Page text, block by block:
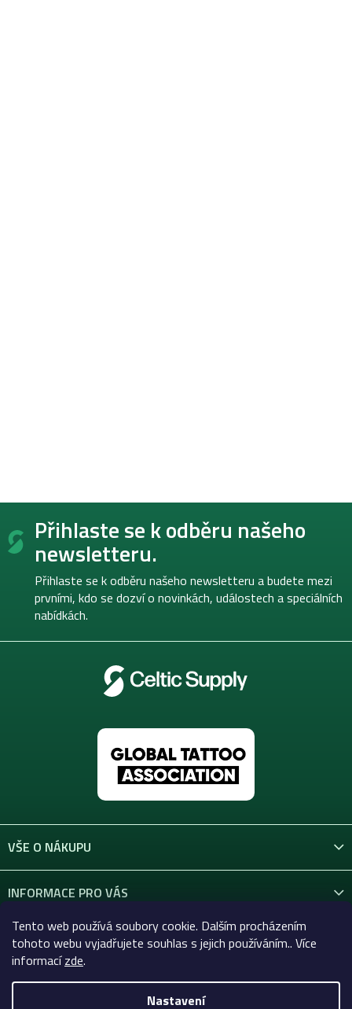
Tento web používá soubory cookie. Dalším procházením
tohoto webu vyjadřujete souhlas s jejich používáním.. Více
informacízde.
Nastavení
Z
Přihlaste se k odběru našeho
newsletteru.
Přihlaste se k odběru našeho newsletteru a budete mezi
prvními, kdo se dozví o novinkách, událostech a speciálních
nabídkách.
VŠE O NÁKUPU
INFORMACE PRO VÁS
KONTAKT